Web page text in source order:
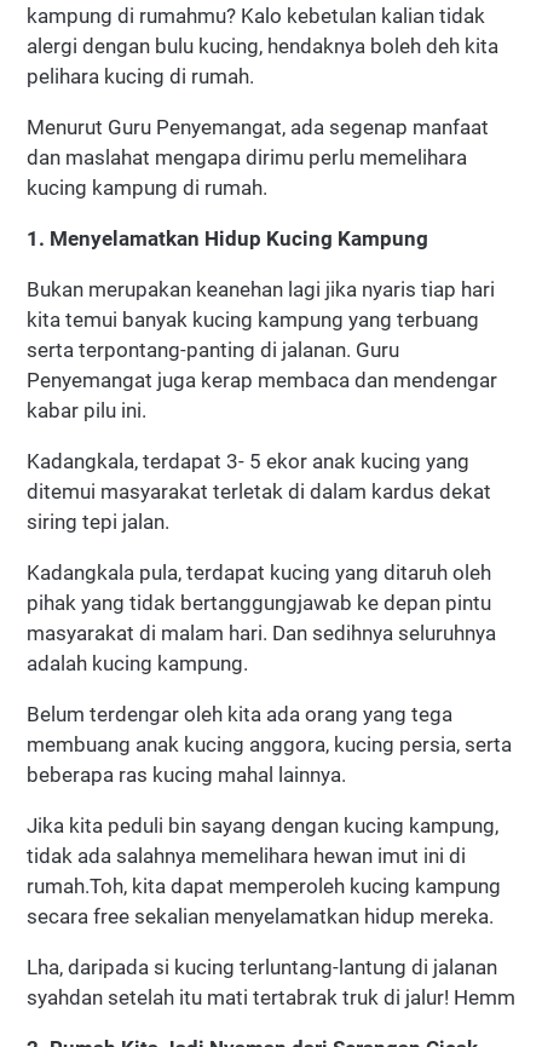
kampung di rumahmu? Kalo kebetulan kalian tidak
alergi dengan bulu kucing, hendaknya boleh deh kita
pelihara kucing di rumah.
Menurut Guru Penyemangat, ada segenap manfaat
dan maslahat mengapa dirimu perlu memelihara
kucing kampung di rumah.
1. Menyelamatkan Hidup Kucing Kampung
Bukan merupakan keanehan lagi jika nyaris tiap hari
kita temui banyak kucing kampung yang terbuang
serta terpontang-panting di jalanan. Guru
Penyemangat juga kerap membaca dan mendengar
kabar pilu ini.
Kadangkala, terdapat 3- 5 ekor anak kucing yang
ditemui masyarakat terletak di dalam kardus dekat
siring tepi jalan.
Kadangkala pula, terdapat kucing yang ditaruh oleh
pihak yang tidak bertanggungjawab ke depan pintu
masyarakat di malam hari. Dan sedihnya seluruhnya
adalah kucing kampung.
Belum terdengar oleh kita ada orang yang tega
membuang anak kucing anggora, kucing persia, serta
beberapa ras kucing mahal lainnya.
Jika kita peduli bin sayang dengan kucing kampung,
tidak ada salahnya memelihara hewan imut ini di
rumah.Toh, kita dapat memperoleh kucing kampung
secara free sekalian menyelamatkan hidup mereka.
Lha, daripada si kucing terluntang-lantung di jalanan
syahdan setelah itu mati tertabrak truk di jalur! Hemm